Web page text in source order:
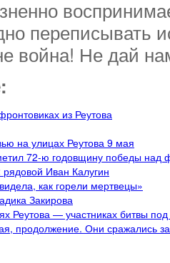
переписывать
война! Не дай
из Реутова
на улицах Реутова 9 мая
72-ю годовщину победы над
Иван Калугин
как горели мертвецы»
Закирова
Реутова — участниках битвы
продолжение. Они сражались